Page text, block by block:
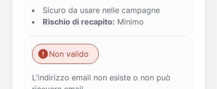
Sicuro da usare nelle campagne
Rischio di recapito: Minimo
Non valido
L'indirizzo email non esiste o non può